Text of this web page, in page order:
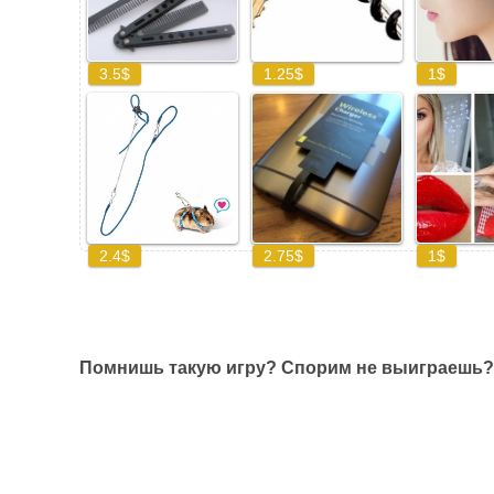
Помнишь такую игру? Спорим не выиграешь?